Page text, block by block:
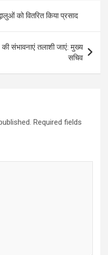
को वितरित किया प्रसाद
संभावनाएं तलाशी जाएं: मुख्य
सचिव
Required fields